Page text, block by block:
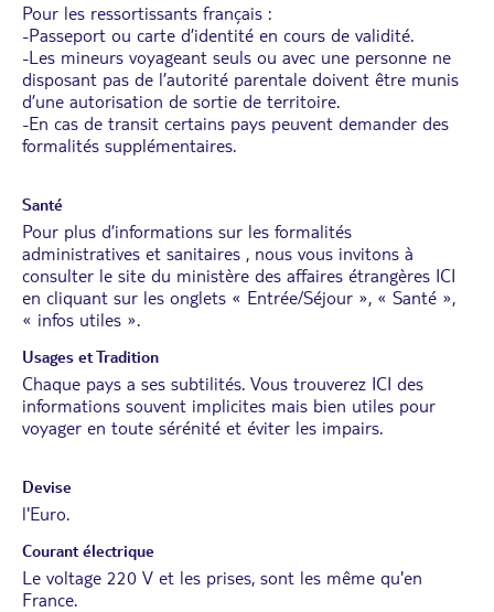
Pour les ressortissants français :
-Passeport ou carte d’identité en cours de validité.
-Les mineurs voyageant seuls ou avec une personne ne
disposant pas de l’autorité parentale doivent être munis
d’une autorisation de sortie de territoire.
-En cas de transit certains pays peuvent demander des
formalités supplémentaires.
Santé
Pour plus d’informations sur les formalités
administratives et sanitaires , nous vous invitons à
consulter le site du ministère des affaires étrangères ICI
en cliquant sur les onglets « Entrée/Séjour », « Santé »,
« infos utiles ».
Usages et Tradition
Chaque pays a ses subtilités. Vous trouverez ICI des
informations souvent implicites mais bien utiles pour
voyager en toute sérénité et éviter les impairs.
Devise
l'Euro.
Courant électrique
Le voltage 220 V et les prises, sont les même qu'en
France.